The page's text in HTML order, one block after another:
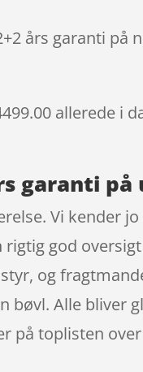
års garanti på
allerede i
garanti på
Vi kender
god
og
bøvl. Alle bliver
på toplisten